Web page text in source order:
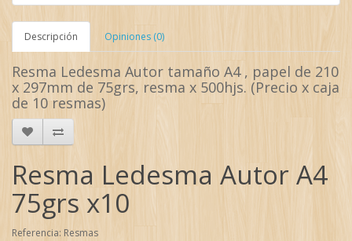
Descripción Opiniones (0)
Resma Ledesma Autor tamaño A4 , papel de 210
x 297mm de 75grs, resma x 500hjs. (Precio x caja
de 10 resmas)
Resma Ledesma Autor A4
75grs x10
Referencia: Resmas